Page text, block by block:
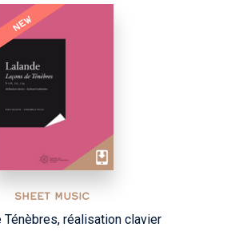
NEW
SHEET MUSIC
Ténèbres, réalisation clavier